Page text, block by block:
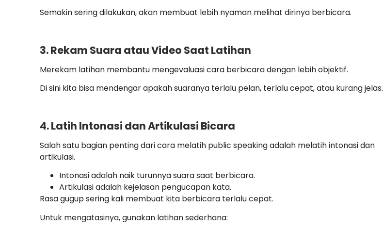
Semakin sering dilakukan, akan membuat lebih nyaman melihat dirinya berbicara.
3. Rekam Suara atau Video Saat Latihan
Merekam latihan membantu mengevaluasi cara berbicara dengan lebih objektif.
Di sini kita bisa mendengar apakah suaranya terlalu pelan, terlalu cepat, atau kurang jelas.
4. Latih Intonasi dan Artikulasi Bicara
Salah satu bagian penting dari cara melatih public speaking adalah melatih intonasi dan
artikulasi.
Intonasi adalah naik turunnya suara saat berbicara.
Artikulasi adalah kejelasan pengucapan kata.
Rasa gugup sering kali membuat kita berbicara terlalu cepat.
Untuk mengatasinya, gunakan latihan sederhana: